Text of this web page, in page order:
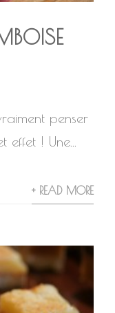
penser
! Une...
+ READ MORE